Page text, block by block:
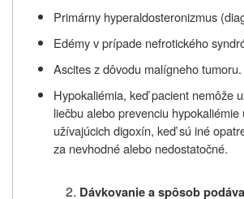
Primárny hyperaldosteronizmus
Edémy v prípade nefrotického
Ascites z dôvodu malígneho tumoru.
Hypokaliémia, keď pacient nemôže
liečbu alebo prevenciu hypokaliémie
užívajúcich digoxín, keď sú iné
za nevhodné alebo nedostatočné.
Dávkovanie a spôsob